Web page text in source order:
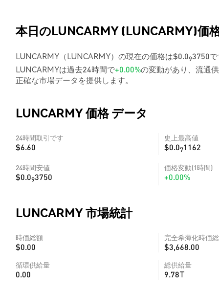
本日のLUNCARMY (LUNCARMY)価
LUNCARMY（LUNCARMY）の現在の価格は$0.093750
LUNCARMYは過去24時間で+0.00%の変動があり、流通
正確な市場データを提供します。
LUNCARMY 価格 データ
24時間取引です
$6.60
史上最高値
$0.071162
24時間安値
$0.093750
価格変動(1時間)
+0.00%
LUNCARMY 市場統計
時価総額
$0.00
完全希薄化時価
$3,668.00
循環供給量
0.00
総供給量
9.78T